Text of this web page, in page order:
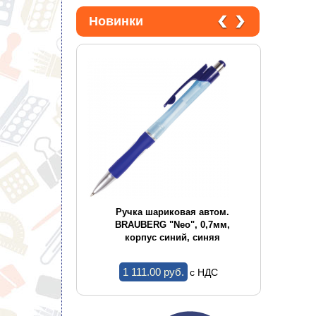
Новинки
А4 OFFICE
НДС
Ручка шариковая автом.
BRAUBERG "Neo", 0,7мм,
корпус синий, синяя
1 111.00 pуб. c НДС